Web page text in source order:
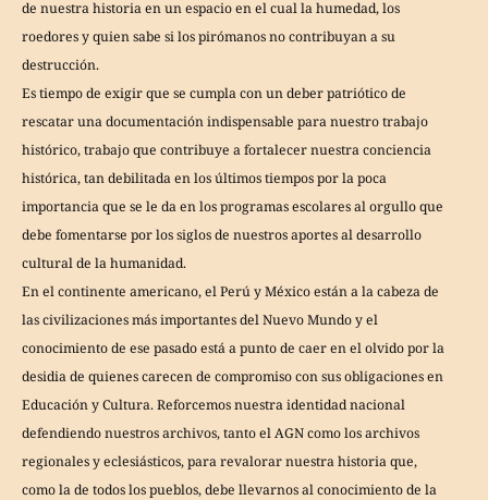
de nuestra historia en un espacio en el cual la humedad, los
roedores y quien sabe si los pirómanos no contribuyan a su
destrucción.
Es tiempo de exigir que se cumpla con un deber patriótico de
rescatar una documentación indispensable para nuestro trabajo
histórico, trabajo que contribuye a fortalecer nuestra conciencia
histórica, tan debilitada en los últimos tiempos por la poca
importancia que se le da en los programas escolares al orgullo que
debe fomentarse por los siglos de nuestros aportes al desarrollo
cultural de la humanidad.
En el continente americano, el Perú y México están a la cabeza de
las civilizaciones más importantes del Nuevo Mundo y el
conocimiento de ese pasado está a punto de caer en el olvido por la
desidia de quienes carecen de compromiso con sus obligaciones en
Educación y Cultura. Reforcemos nuestra identidad nacional
defendiendo nuestros archivos, tanto el AGN como los archivos
regionales y eclesiásticos, para revalorar nuestra historia que,
como la de todos los pueblos, debe llevarnos al conocimiento de la